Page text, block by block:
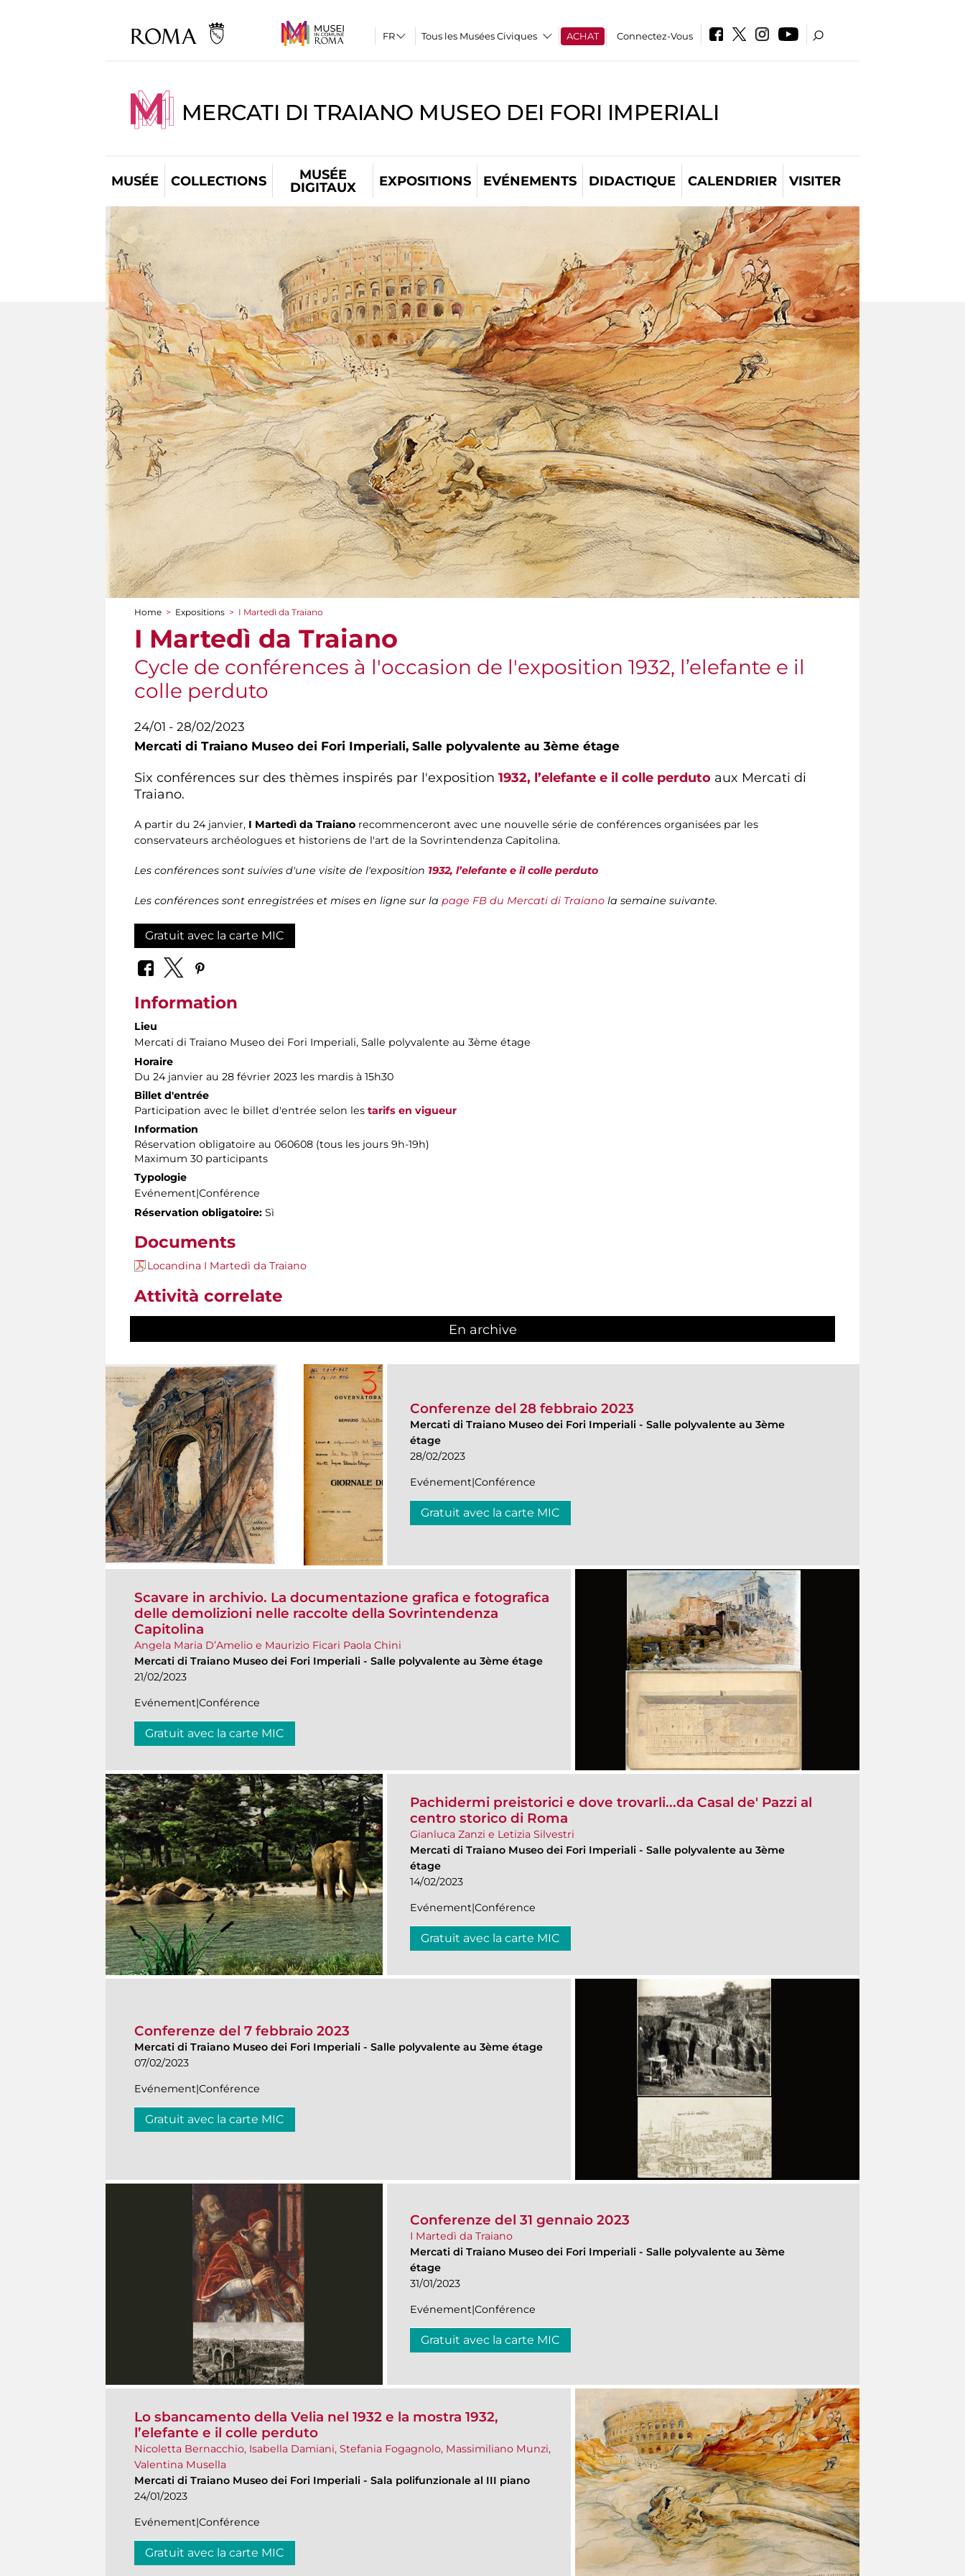
Tous les Musées Civiques ACHAT Connectez-Vous
MERCATI DI TRAIANO MUSEO DEI FORI IMPERIALI
MUSÉE COLLECTIONS
MUSÉE
DIGITAUX
EXPOSITIONS EVÉNEMENTS DIDACTIQUE CALENDRIER VISITER
You are here
Home > Expositions > I Martedì da Traiano
I Martedì da Traiano
Cycle de conférences à l'occasion de l'exposition 1932, l’elefante e il
colle perduto
24/01 - 28/02/2023
Mercati di Traiano Museo dei Fori Imperiali, Salle polyvalente au 3ème étage
Six conférences sur des thèmes inspirés par l'exposition 1932, l’elefante e il colle perduto aux Mercati di
Traiano.
A partir du 24 janvier, I Martedì da Traiano recommenceront avec une nouvelle série de conférences organisées par les
conservateurs archéologues et historiens de l'art de la Sovrintendenza Capitolina.
Les conférences sont suivies d'une visite de l'exposition 1932, l’elefante e il colle perduto
Les conférences sont enregistrées et mises en ligne sur la page FB du Mercati di Traiano la semaine suivante.
Gratuit avec la carte MIC
Information
Lieu
Mercati di Traiano Museo dei Fori Imperiali, Salle polyvalente au 3ème étage
Horaire
Du 24 janvier au 28 février 2023 les mardis à 15h30
Billet d'entrée
Participation avec le billet d'entrée selon les tarifs en vigueur
Information
Réservation obligatoire au 060608 (tous les jours 9h-19h)
Maximum 30 participants
Typologie
Evénement|Conférence
Réservation obligatoire: Sì
Documents
Locandina I Martedì da Traiano
Attività correlate
En archive
Conferenze del 28 febbraio 2023
Mercati di Traiano Museo dei Fori Imperiali - Salle polyvalente au 3ème
étage
28/02/2023
Evénement|Conférence
Gratuit avec la carte MIC
Scavare in archivio. La documentazione grafica e fotografica
delle demolizioni nelle raccolte della Sovrintendenza
Capitolina
Angela Maria D’Amelio e Maurizio Ficari Paola Chini
Mercati di Traiano Museo dei Fori Imperiali - Salle polyvalente au 3ème étage
21/02/2023
Evénement|Conférence
Gratuit avec la carte MIC
Pachidermi preistorici e dove trovarli...da Casal de' Pazzi al
centro storico di Roma
Gianluca Zanzi e Letizia Silvestri
Mercati di Traiano Museo dei Fori Imperiali - Salle polyvalente au 3ème
étage
14/02/2023
Evénement|Conférence
Gratuit avec la carte MIC
Conferenze del 7 febbraio 2023
Mercati di Traiano Museo dei Fori Imperiali - Salle polyvalente au 3ème étage
07/02/2023
Evénement|Conférence
Gratuit avec la carte MIC
Conferenze del 31 gennaio 2023
I Martedì da Traiano
Mercati di Traiano Museo dei Fori Imperiali - Salle polyvalente au 3ème
étage
31/01/2023
Evénement|Conférence
Gratuit avec la carte MIC
Lo sbancamento della Velia nel 1932 e la mostra 1932,
l’elefante e il colle perduto
Nicoletta Bernacchio, Isabella Damiani, Stefania Fogagnolo, Massimiliano Munzi,
Valentina Musella
Mercati di Traiano Museo dei Fori Imperiali - Sala polifunzionale al III piano
24/01/2023
Evénement|Conférence
Gratuit avec la carte MIC